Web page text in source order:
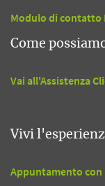
Modulo di contatto
Come
Vai all'Assistenza
Vivi
Appuntamento